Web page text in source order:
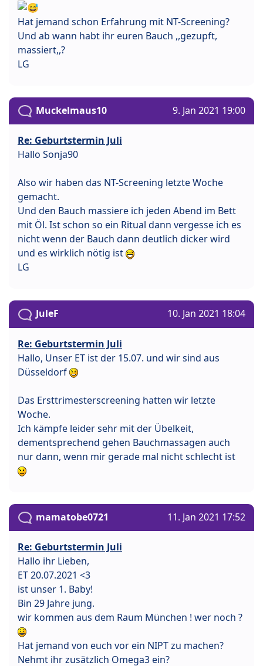
Hat jemand schon Erfahrung mit NT-Screening?
Und ab wann habt ihr euren Bauch ,,gezupft,
massiert,,?
LG
Muckelmaus10 9. Jan 2021 19:00
Re: Geburtstermin Juli
Hallo Sonja90
Also wir haben das NT-Screening letzte Woche
gemacht.
Und den Bauch massiere ich jeden Abend im Bett
mit Öl. Ist schon so ein Ritual dann vergesse ich es
nicht wenn der Bauch dann deutlich dicker wird
und es wirklich nötig ist
LG
JuleF 10. Jan 2021 18:04
Re: Geburtstermin Juli
Hallo, Unser ET ist der 15.07. und wir sind aus
Düsseldorf
Das Ersttrimesterscreening hatten wir letzte
Woche.
Ich kämpfe leider sehr mit der Übelkeit,
dementsprechend gehen Bauchmassagen auch
nur dann, wenn mir gerade mal nicht schlecht ist
mamatobe0721 11. Jan 2021 17:52
Re: Geburtstermin Juli
Hallo ihr Lieben,
ET 20.07.2021 <3
ist unser 1. Baby!
Bin 29 Jahre jung.
wir kommen aus dem Raum München ! wer noch ?
Hat jemand von euch vor ein NIPT zu machen?
Nehmt ihr zusätzlich Omega3 ein?